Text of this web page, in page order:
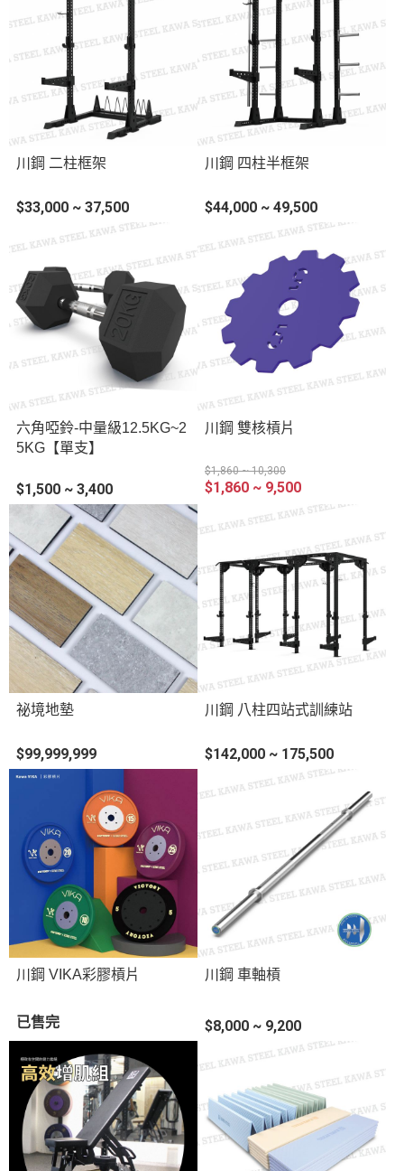
川鋼 二柱框架
$33,000 ~ 37,500
川鋼 四柱半框架
$44,000 ~ 49,500
六角啞鈴-中量級12.5KG~2
5KG【單支】
$1,500 ~ 3,400
川鋼 雙核槓片
$1,860 ~ 10,300
$1,860 ~ 9,500
祕境地墊
$99,999,999
川鋼 八柱四站式訓練站
$142,000 ~ 175,500
川鋼 VIKA彩膠槓片
已售完
川鋼 車軸槓
$8,000 ~ 9,200